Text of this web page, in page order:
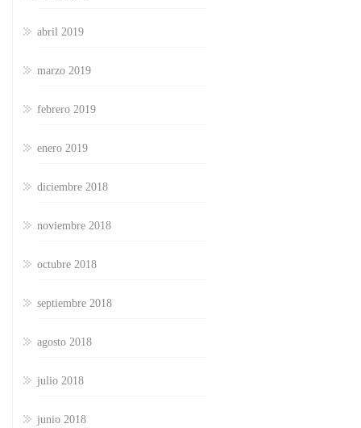
abril 2019
marzo 2019
febrero 2019
enero 2019
diciembre 2018
noviembre 2018
octubre 2018
septiembre 2018
agosto 2018
julio 2018
junio 2018